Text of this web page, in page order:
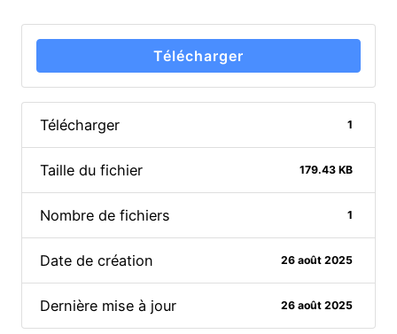
Télécharger
Télécharger 1
Taille du fichier 179.43 KB
Nombre de fichiers 1
Date de création 26 août 2025
Dernière mise à jour 26 août 2025